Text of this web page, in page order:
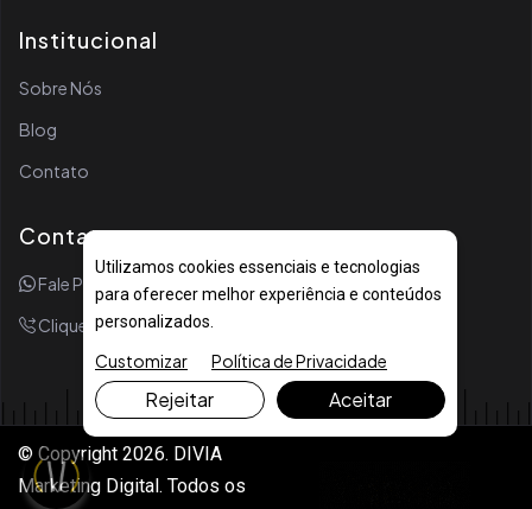
Institucional
Sobre Nós
Blog
Contato
Contato
Fale Por WhatsApp
Clique Para Ligar
© Copyright 2026. DIVIA
Marketing Digital. Todos os
Utilizamos cookies essenciais e tecnologias
para oferecer melhor experiência e conteúdos
personalizados.
Customizar Política de Privacidade
Rejeitar Aceitar